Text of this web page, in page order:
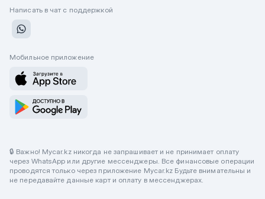
Написать в чат с поддержкой
Мобильное приложение
🔒 Важно! Mycar.kz никогда не запрашивает и не принимает оплату
через WhatsApp или другие мессенджеры. Все финансовые операции
проводятся только через приложение Mycar.kz Будьте внимательны и
не передавайте данные карт и оплату в мессенджерах.